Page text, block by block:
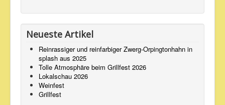
Neueste Artikel
Reinrassiger und reinfarbiger Zwerg-Orpingtonhahn in
splash aus 2025
Tolle Atmosphäre beim Grillfest 2026
Lokalschau 2026
Weinfest
Grillfest